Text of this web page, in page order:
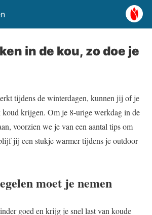
in de kou, zo doe je
tijdens de winterdagen, kunnen jij of je
krijgen. Om je 8-urige werkdag in de
voorzien we je van een aantal tips om
jij een stukje warmer tijdens je outdoor
moet je nemen
goed en krijg je snel last van koude